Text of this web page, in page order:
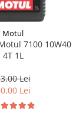
Motul
7100 10W40
4T 1L
Lei
Lei